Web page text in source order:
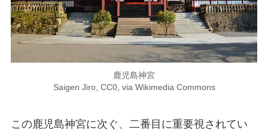
鹿児島神宮
Saigen Jiro, CC0, via Wikimedia Commons
この鹿児島神宮に次ぐ、二番目に重要視されてい